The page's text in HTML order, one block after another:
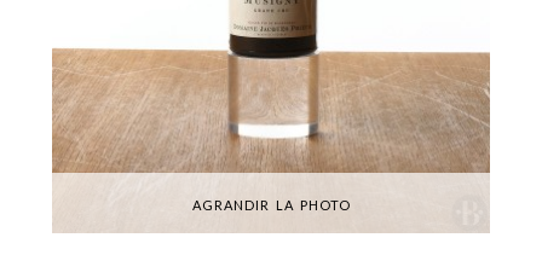
AGRANDIR LA PHOTO